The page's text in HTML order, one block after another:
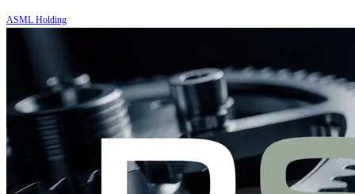
ASML Holding